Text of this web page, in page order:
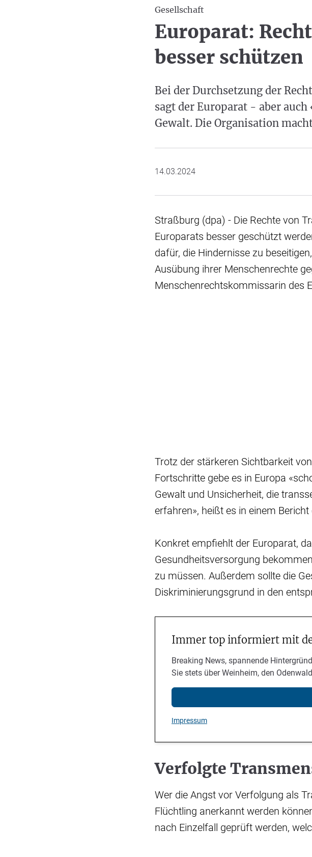
Gesellschaft
Europarat:
besser schützen
Bei der Durchsetzung der
sagt der Europarat - aber
Gewalt. Die Organisation
14.03.2024
Straßburg (dpa) - Die Rechte von
Europarats besser geschützt
dafür, die Hindernisse zu
Ausübung ihrer Menschenrechte
Menschenrechtskommissarin des
Trotz der stärkeren Sichtbarkeit
Fortschritte gebe es in Europa
Gewalt und Unsicherheit, die
erfahren», heißt es in einem
Konkret empfiehlt der Europarat,
Gesundheitsversorgung
zu müssen. Außerdem sollte die
Diskriminierungsgrund in den
Immer top informiert mit
Breaking News, spannende
Sie stets über Weinheim, den
Impressum
Verfolgte
Wer die Angst vor Verfolgung als
Flüchtling anerkannt werden
nach Einzelfall geprüft werden,